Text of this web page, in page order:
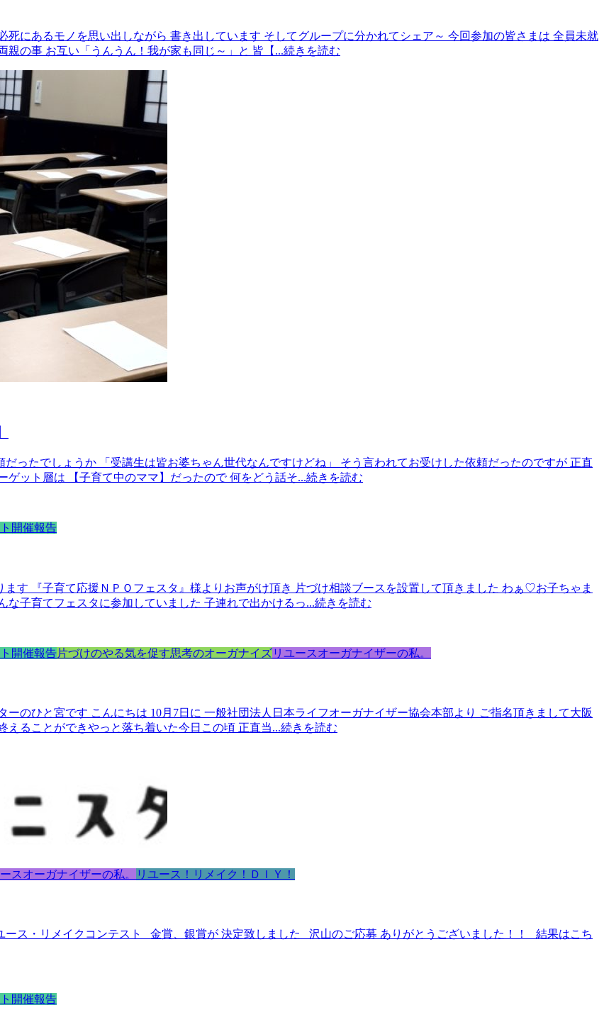
にあるモノを思い出しながら 書き出しています そしてグループに分かれてシェア～ 今回参加の皆さまは 全員未就
の事 お互い「うんうん！我が家も同じ～」と 皆【 ...続きを読む
ったでしょうか 「受講生は皆お婆ちゃん世代なんですけどね」 そう言われてお受けした依頼だったのですが 正直
ット層は 【子育て中のママ】だったので 何をどう話そ...続きを読む
開催報告
す 『子育て応援ＮＰＯフェスタ』様よりお声がけ頂き 片づけ相談ブースを設置して頂きました わぁ♡お子ちゃま
子育てフェスタに参加していました 子連れで出かけるっ...続きを読む
開催報告片づけのやる気を促す思考のオーガナイズリユースオーガナイザーの私。
のひと宮です こんにちは 10月7日に 一般社団法人日本ライフオーガナイザー協会本部より ご指名頂きまして大阪
ることができやっと落ち着いた今日この頃 正直当...続きを読む
スオーガナイザーの私。 リユース！リメイク！ＤＩＹ！
ス・リメイクコンテスト 金賞、銀賞が 決定致しました 沢山のご応募 ありがとうございました！！ 結果はこち
開催報告